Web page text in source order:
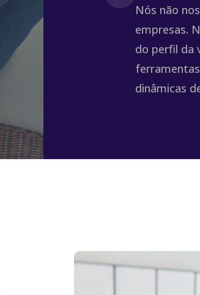
Nós não
empresas.
do perfil da
dinâmicas